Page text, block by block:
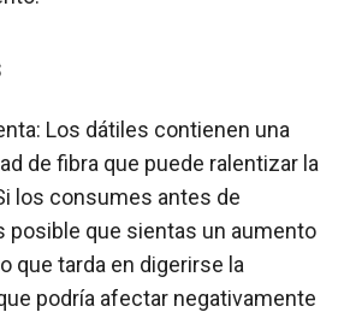
Los dátiles contienen una
de fibra que puede ralentizar la
los consumes antes de
posible que sientas un aumento
que tarda en digerirse la
podría afectar negativamente